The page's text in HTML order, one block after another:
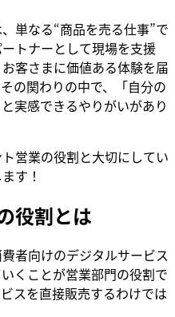
単なる“商品を売る仕事”で
トナーとして現場を支援
客さまに価値ある体験を届
の関わりの中で、「自分の
実感できるやりがいがあり
営業の役割と大切にしてい
す！
役割とは
者向けのデジタルサービス
くことが営業部門の役割で
スを直接販売するわけでは